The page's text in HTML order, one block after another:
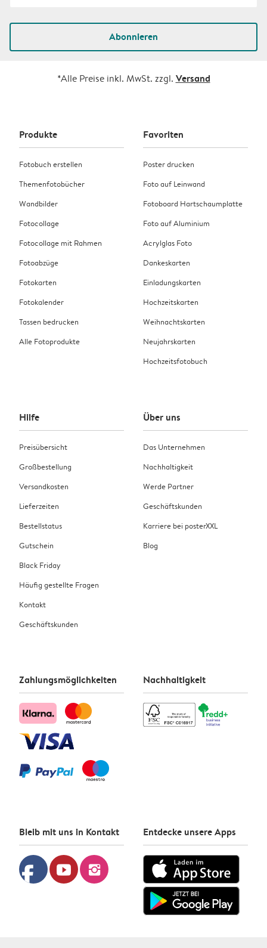
Abonnieren
*Alle Preise inkl. MwSt. zzgl. Versand
Produkte
Fotobuch erstellen
Themenfotobücher
Wandbilder
Fotocollage
Fotocollage mit Rahmen
Fotoabzüge
Fotokarten
Fotokalender
Tassen bedrucken
Alle Fotoprodukte
Favoriten
Poster drucken
Foto auf Leinwand
Fotoboard Hartschaumplatte
Foto auf Aluminium
Acrylglas Foto
Dankeskarten
Einladungskarten
Hochzeitskarten
Weihnachtskarten
Neujahrskarten
Hochzeitsfotobuch
Hilfe
Preisübersicht
Großbestellung
Versandkosten
Lieferzeiten
Bestellstatus
Gutschein
Black Friday
Häufig gestellte Fragen
Kontakt
Geschäftskunden
Über uns
Das Unternehmen
Nachhaltigkeit
Werde Partner
Geschäftskunden
Karriere bei posterXXL
Blog
Zahlungsmöglichkeiten Nachhaltigkeit
Bleib mit uns in Kontakt
facebook youtube instagram
Entdecke unsere Apps